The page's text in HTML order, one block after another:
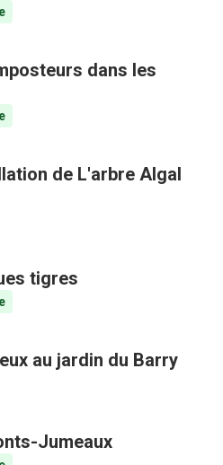
dans les
de L'arbre Algal
tigres
au jardin du Barry
Jumeaux